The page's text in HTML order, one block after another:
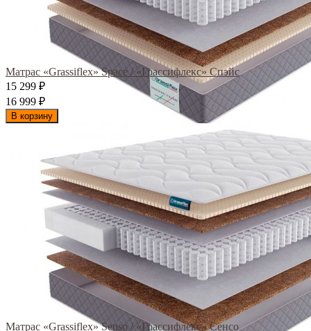
Матрас «Grassiflex» Space / «Грассифлекс» Спэйс
15 299 ₽
16 999 ₽
В корзину
Матрас «Grassiflex» Senso / «Грассифлекс» Сенсо